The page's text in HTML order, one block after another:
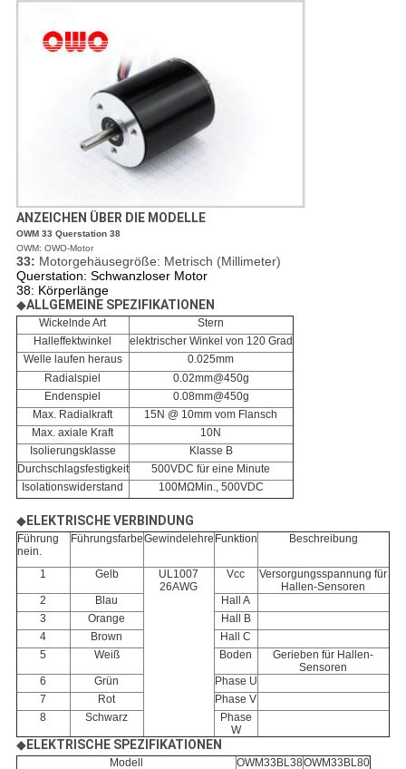
ANZEICHEN ÜBER DIE MODELLE
OWM 33 Querstation 38
OWM: OWO-Motor
33: Motorgehäusegröße: Metrisch (Millimeter)
Querstation: Schwanzloser Motor
38: Körperlänge
◆ALLGEMEINE SPEZIFIKATIONEN
Wickelnde Art
Stern
Halleffektwinkel
elektrischer Winkel von 120 Grad
Welle laufen heraus
0.025mm
Radialspiel
0.02mm@450g
Endenspiel
0.08mm@450g
Max. Radialkraft
15N @ 10mm vom Flansch
Max. axiale Kraft
10N
Isolierungsklasse
Klasse B
Durchschlagsfestigkeit
500VDC für eine Minute
Isolationswiderstand
100MΩMin., 500VDC
◆ELEKTRISCHE VERBINDUNG
Führung
nein.
FührungsfarbeGewindelehre Funktion Beschreibung
1 Gelb
UL1007
26AWG
Vcc
Versorgungsspannung für
Hallen-Sensoren
2
Blau
Hall A
3
Orange
Hall B
4
Brown
Hall C
5
Weiß Boden
Gerieben für Hallen-
Sensoren
6
Grün
Phase U
7
Rot
Phase V
8
Schwarz
Phase
W
◆ELEKTRISCHE SPEZIFIKATIONEN
Modell OWM33BL38OWM33BL80